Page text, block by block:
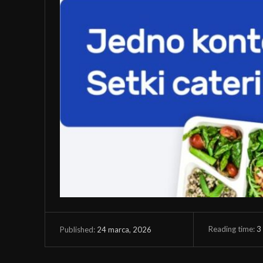
Published: 24 marca, 2026 Reading time:3